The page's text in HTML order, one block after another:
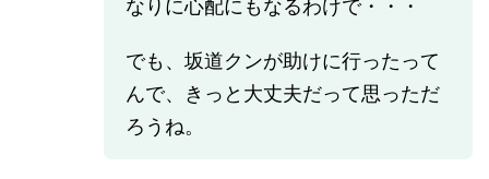
なりに心配にもなるわけで・・・
でも、坂道クンが助けに行ったって
んで、きっと大丈夫だって思っただ
ろうね。